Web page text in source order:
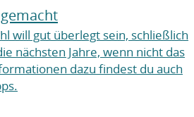
will gut überlegt sein, schließlich
nächsten Jahre, wenn nicht das
dazu findest du auch